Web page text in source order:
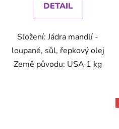
DETAIL
Složení: Jádra mandlí -
loupané, sůl, řepkový olej
Země původu: USA 1 kg